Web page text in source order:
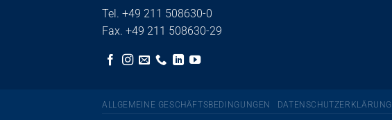
Tel. +49 211 508630-0
Fax. +49 211 508630-29
ALLGEMEINE GESCHÄFTSBEDINGUNGEN DATENSCHUTZERKLÄRUNG